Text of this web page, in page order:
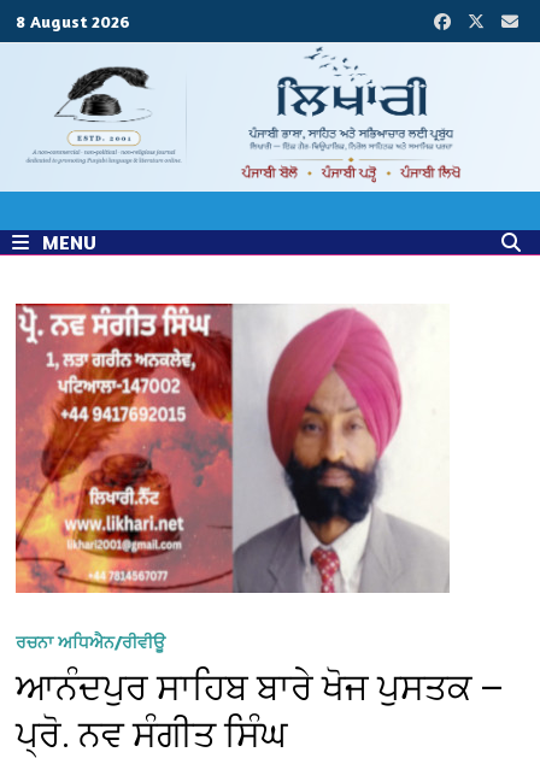
8 August 2026
MENU
ਰਚਨਾ ਅਧਿਐਨ/ਰੀਵੀਊ
ਆਨੰਦਪੁਰ ਸਾਹਿਬ ਬਾਰੇ ਖੋਜ ਪੁਸਤਕ —
ਪ੍ਰੋ. ਨਵ ਸੰਗੀਤ ਸਿੰਘ